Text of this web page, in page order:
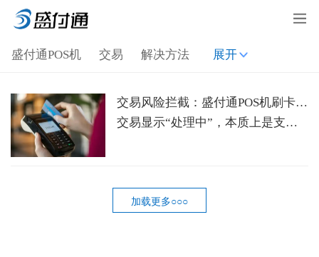
盛付通POS机 交易 解决方法 展开
交易风险拦截：盛付通POS机刷卡一直显示“处理中”
交易显示“处理中”，本质上是支付系统在安全与效率之间进行的动态平衡。大家可以通过“查网络 - 看银行 - 核卡片 - 检设备”这四步来定位问题。要是超过2小时情况还没有更新，建议马上联系支付机构客服，并提供交易凭证号。理解交易卡壳背后的技术逻辑，这样在遇到突发状况时，你就能从容应对啦！
加载更多○○○